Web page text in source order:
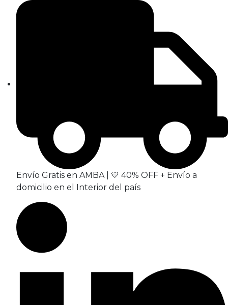
Envío Gratis en AMBA | 💛 40% OFF + Envío a
domicilio en el Interior del país